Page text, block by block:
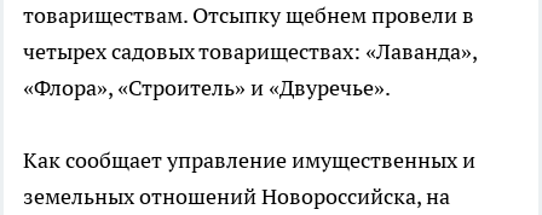
товариществам. Отсыпку щебнем провели в
четырех садовых товариществах: «Лаванда»,
«Флора», «Строитель» и «Двуречье».
Как сообщает управление имущественных и
земельных отношений Новороссийска, на